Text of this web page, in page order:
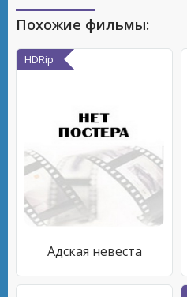
Похожие фильмы:
HDRip
Адская невеста